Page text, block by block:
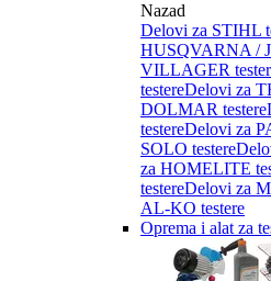
Nazad
Delovi za STIHL
HUSQVARNA /
VILLAGER
testereDelovi za
DOLMAR testere
testereDelovi za
SOLO testere
za HOMELITE
testereDelovi za
AL-KO testere
Oprema i alat za